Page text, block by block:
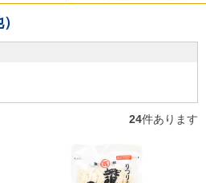
24件あります